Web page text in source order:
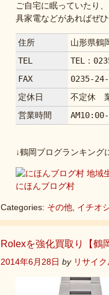
ご自宅に眠っていたり
具家電などがあればぜ
住所
山形県鶴
TEL
TEL：
FAX
0235-
定休日
不定休
営業時間
↓鶴岡ブログランキング
にほんブログ村
Categories: その他 イチオ
Rolexを強化買取り【鶴
2014年6月28日 by リサイ